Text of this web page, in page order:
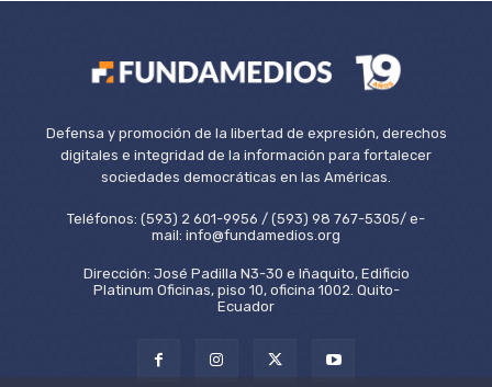
Defensa y promoción de la libertad de expresión, derechos
digitales e integridad de la información para fortalecer
sociedades democráticas en las Américas.
Teléfonos: (593) 2 601-9956 / (593) 98 767-5305/ e-
mail: info@fundamedios.org
Dirección: José Padilla N3-30 e Iñaquito, Edificio
Platinum Oficinas, piso 10, oficina 1002. Quito-
Ecuador